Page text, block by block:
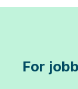
For